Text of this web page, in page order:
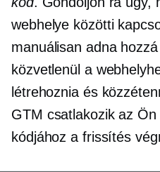
webhelye közötti
manuálisan adna
közvetlenül a
létrehoznia és
GTM csatlakozik az
kódjához a frissítés